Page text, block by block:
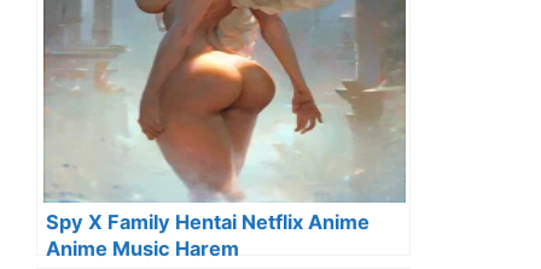
Spy X Family Hentai Netflix Anime
Anime Music Harem